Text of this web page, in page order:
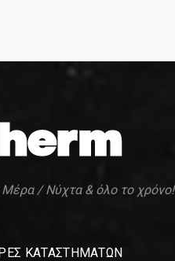
/ Νύχτα & όλο το χρόνο!
ΚΑΤΑΣΤΗΜΑΤΩΝ